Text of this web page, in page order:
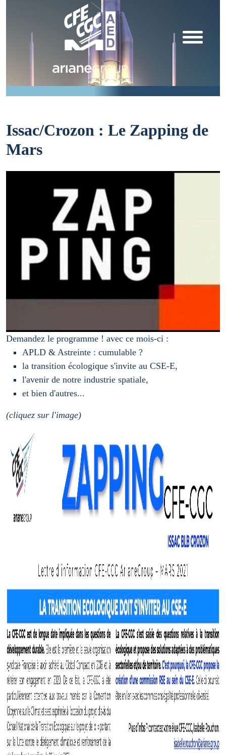
Issac/Crozon : Le Zapping de
Mars
Demandez le programme ! avec ce mois-ci :
APLD & Astreinte : cumulable ?
la transition écologique s'invite au CSE-E,
l'avenir de notre industrie spatiale,
et bien d'autres...
(cliquez sur l'image)